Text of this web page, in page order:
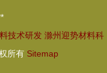
技术研发 滁州迎势材料科
所有 Sitemap